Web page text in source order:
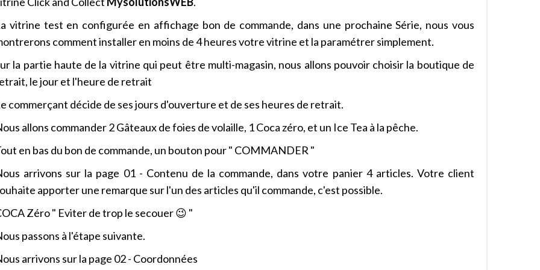
vitrine test en configurée en affichage bon de commande, dans une prochaine Série, nous vous
comment installer en moins de 4 heures votre vitrine et la paramétrer simplement.
la partie haute de la vitrine qui peut être multi-magasin, nous allons pouvoir choisir la boutique de
le jour et l'heure de retrait
commerçant décide de ses jours d'ouverture et de ses heures de retrait.
allons commander 2 Gâteaux de foies de volaille, 1 Coca zéro, et un Ice Tea à la pêche.
en bas du bon de commande, un bouton pour " COMMANDER "
arrivons sur la page 01 - Contenu de la commande, dans votre panier 4 articles. Votre client
apporter une remarque sur l'un des articles qu'il commande, c'est possible.
Zéro " Eviter de trop le secouer 😉 "
passons à l'étape suivante.
arrivons sur la page 02 - Coordonnées